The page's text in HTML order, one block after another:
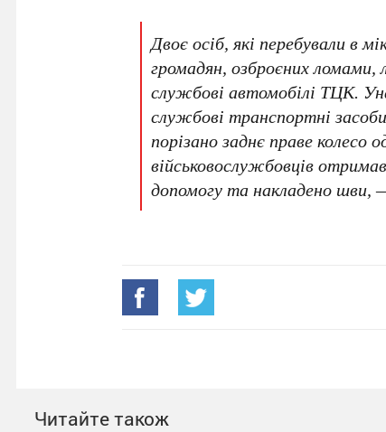
Двоє осіб, які перебували в
громадян, озброєних
службові автомобілі ТЦК.
службові транспортні
порізано заднє праве колесо
військовослужбовців
допомогу та накладено шви,
Читайте також